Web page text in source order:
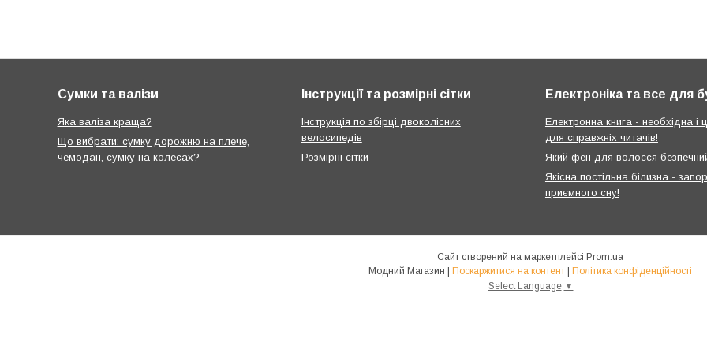
Сумки та валізи
Яка валіза краща?
Що вибрати: сумку дорожню на плече,
чемодан, сумку на колесах?
Інструкції та розмірні сітки
Інструкція по збірці двоколісних
велосипедів
Розмірні сітки
Електроніка та все для
Електронна книга - необхідна і
для справжніх читачів!
Який фен для волосся
Якісна постільна білизна -
приємного сну!
Сайт створений на маркетплейсі Prom.ua
Модний Магазин | Поскаржитися на контент | Політика конфіденційності
Select Language ▼